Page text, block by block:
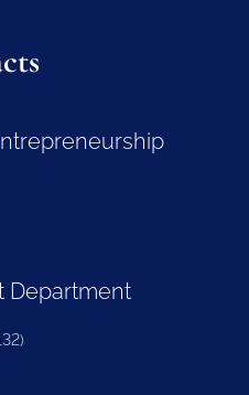
Department